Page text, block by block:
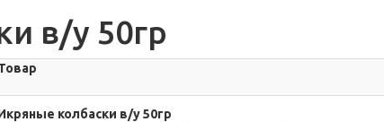
в/у 50гр
колбаски в/у 50гр